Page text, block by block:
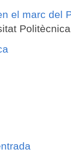
el marc del